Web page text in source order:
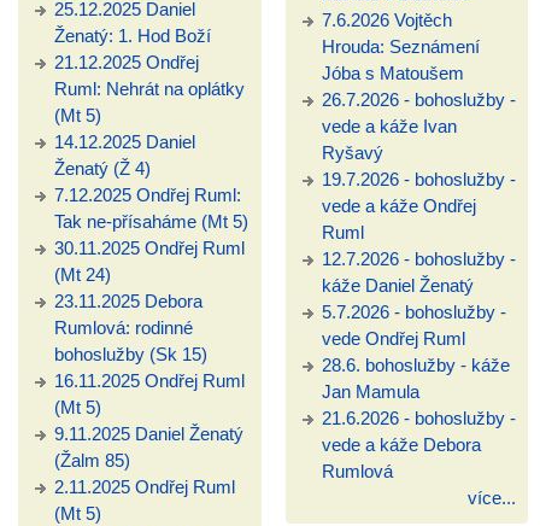
25.12.2025 Daniel
Ženatý: 1. Hod Boží
21.12.2025 Ondřej
Ruml: Nehrát na oplátky
(Mt 5)
14.12.2025 Daniel
Ženatý (Ž 4)
7.12.2025 Ondřej Ruml:
Tak ne-přísaháme (Mt 5)
30.11.2025 Ondřej Ruml
(Mt 24)
23.11.2025 Debora
Rumlová: rodinné
bohoslužby (Sk 15)
16.11.2025 Ondřej Ruml
(Mt 5)
9.11.2025 Daniel Ženatý
(Žalm 85)
2.11.2025 Ondřej Ruml
(Mt 5)
7.6.2026 Vojtěch
Hrouda: Seznámení
Jóba s Matoušem
26.7.2026 - bohoslužby -
vede a káže Ivan
Ryšavý
19.7.2026 - bohoslužby -
vede a káže Ondřej
Ruml
12.7.2026 - bohoslužby -
káže Daniel Ženatý
5.7.2026 - bohoslužby -
vede Ondřej Ruml
28.6. bohoslužby - káže
Jan Mamula
21.6.2026 - bohoslužby -
vede a káže Debora
Rumlová
více...